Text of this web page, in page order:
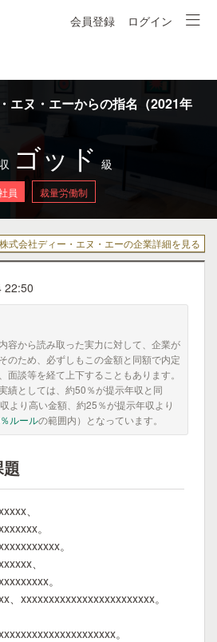
会員登録 ログイン
エヌ・エーからの指名（2021年
ゴッド 級
員 裁量労働制
株式会社ディー・エヌ・エーの企業詳細を見る
22:50
容から読み取った実力に対して、企業が
のため、必ずしもこの金額と同額で内定
面談等を経て上下することもあります。
績としては、約50％が提示年収と同
より高い金額、約25％が提示年収より
ルールの範囲内）となっています。
、
。
。
、
。
、xxxxxxxxxxxxxxxxxxxxxxxx。
。